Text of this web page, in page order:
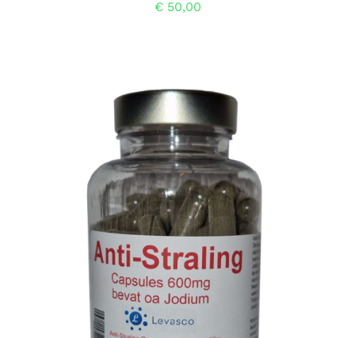
€50,00
TOEVOEGEN AAN WINKELWAGEN
DETAILS